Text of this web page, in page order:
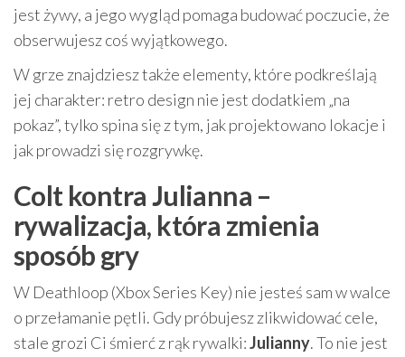
jest żywy, a jego wygląd pomaga budować poczucie, że
obserwujesz coś wyjątkowego.
W grze znajdziesz także elementy, które podkreślają
jej charakter: retro design nie jest dodatkiem „na
pokaz”, tylko spina się z tym, jak projektowano lokacje i
jak prowadzi się rozgrywkę.
Colt kontra Julianna –
rywalizacja, która zmienia
sposób gry
W Deathloop (Xbox Series Key) nie jesteś sam w walce
o przełamanie pętli. Gdy próbujesz zlikwidować cele,
stale grozi Ci śmierć z rąk rywalki:Julianny. To nie jest